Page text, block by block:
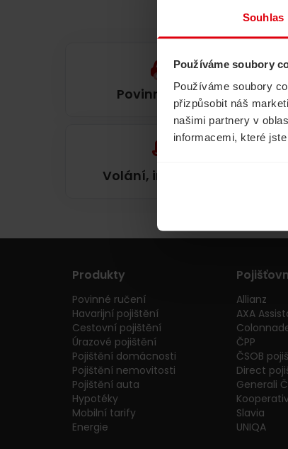
Souhlas
Používáme soubory
Používáme soubory
přizpůsobit náš
našimi partnery v
informacemi, které
Povinné ručení
Volání, internet, TV
Produkty
Povinné ručení
Havarijní pojištění
Cestovní pojištění
Úrazové pojištění
Pojištění domácnosti
Pojištění nemovitosti
Pojištění auta
Hypotéky
Mobilní tarify
Energie
Allianz
AXA
ČPP
ČSOB
Direct
Generali
Slavia
UNIQA